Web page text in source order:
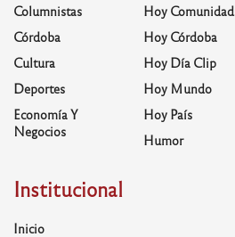
Columnistas
Córdoba
Cultura
Deportes
Economía Y
Negocios
Hoy Comunidad
Hoy Córdoba
Hoy Día Clip
Hoy Mundo
Hoy País
Humor
Institucional
Inicio